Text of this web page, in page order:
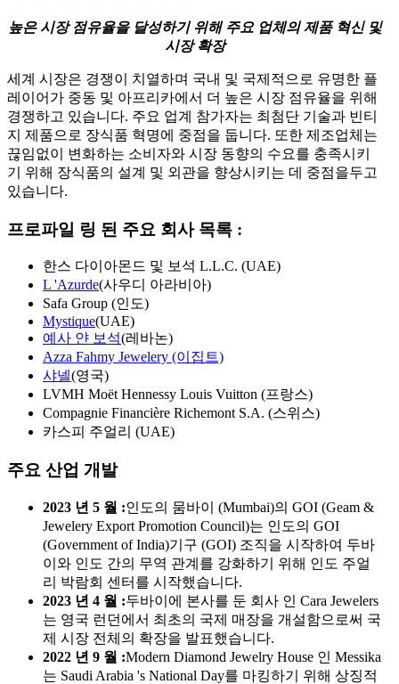
높은 시장 점유율을 달성하기 위해 주요 업체의 제품 혁신 및
시장 확장
세계 시장은 경쟁이 치열하며 국내 및 국제적으로 유명한 플
레이어가 중동 및 아프리카에서 더 높은 시장 점유율을 위해
경쟁하고 있습니다. 주요 업계 참가자는 최첨단 기술과 빈티
지 제품으로 장식품 혁명에 중점을 둡니다. 또한 제조업체는
끊임없이 변화하는 소비자와 시장 동향의 수요를 충족시키
기 위해 장식품의 설계 및 외관을 향상시키는 데 중점을두고
있습니다.
프로파일 링 된 주요 회사 목록 :
한스 다이아몬드 및 보석 L.L.C. (UAE)
L 'Azurde(사우디 아라비아)
Safa Group (인도)
Mystique(UAE)
예사 얀 보석(레바논)
Azza Fahmy Jewelery (이집트)
샤넬(영국)
LVMH Moët Hennessy Louis Vuitton (프랑스)
Compagnie Financière Richemont S.A. (스위스)
카스피 주얼리 (UAE)
주요 산업 개발
2023 년 5 월 :인도의 뭄바이 (Mumbai)의 GOI (Geam &
Jewelery Export Promotion Council)는 인도의 GOI
(Government of India)기구 (GOI) 조직을 시작하여 두바
이와 인도 간의 무역 관계를 강화하기 위해 인도 주얼
리 박람회 센터를 시작했습니다.
2023 년 4 월 :두바이에 본사를 둔 회사 인 Cara Jewelers
는 영국 런던에서 최초의 국제 매장을 개설함으로써 국
제 시장 전체의 확장을 발표했습니다.
2022 년 9 월 :Modern Diamond Jewelry House 인 Messika
는 Saudi Arabia 's National Day를 마킹하기 위해 상징적